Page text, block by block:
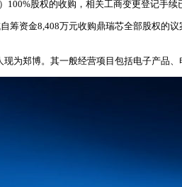
股权的收购，相关工商变更登记手续
资金8,408万元收购鼎瑞芯全部股权
为郑博。其一般经营项目包括电子产品